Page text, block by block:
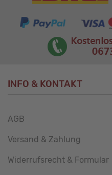
INFO & KONTAKT
AGB
Versand & Zahlung
Widerrufsrecht & Formular